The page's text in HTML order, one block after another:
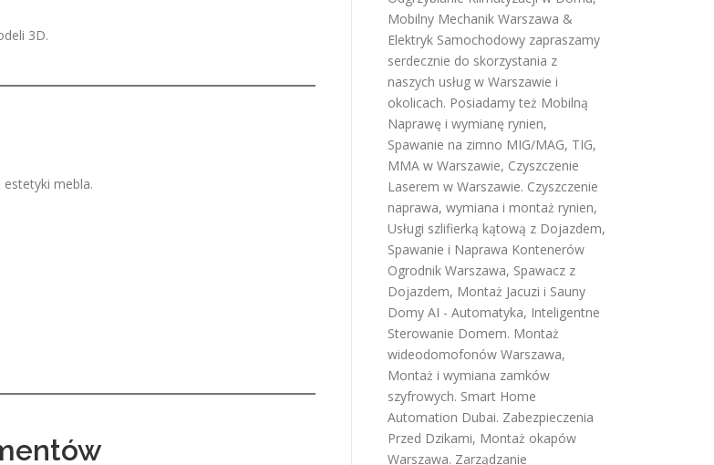
3D.
mebla.
Mobilny Mechanik Warszawa &
Elektryk Samochodowy zapraszamy
serdecznie do skorzystania z
naszych usług w Warszawie i
okolicach. Posiadamy też Mobilną
Naprawę i wymianę rynien,
Spawanie na zimno MIG/MAG, TIG,
MMA w Warszawie, Czyszczenie
Laserem w Warszawie. Czyszczenie
naprawa, wymiana i montaż rynien,
Usługi szlifierką kątową z Dojazdem,
Spawanie i Naprawa Kontenerów
Ogrodnik Warszawa, Spawacz z
Dojazdem, Montaż Jacuzi i Sauny
Domy AI - Automatyka, Inteligentne
Sterowanie Domem. Montaż
wideodomofonów Warszawa,
Montaż i wymiana zamków
szyfrowych. Smart Home
Automation Dubai. Zabezpieczenia
Przed Dzikami, Montaż okapów
Warszawa. Zarządzanie